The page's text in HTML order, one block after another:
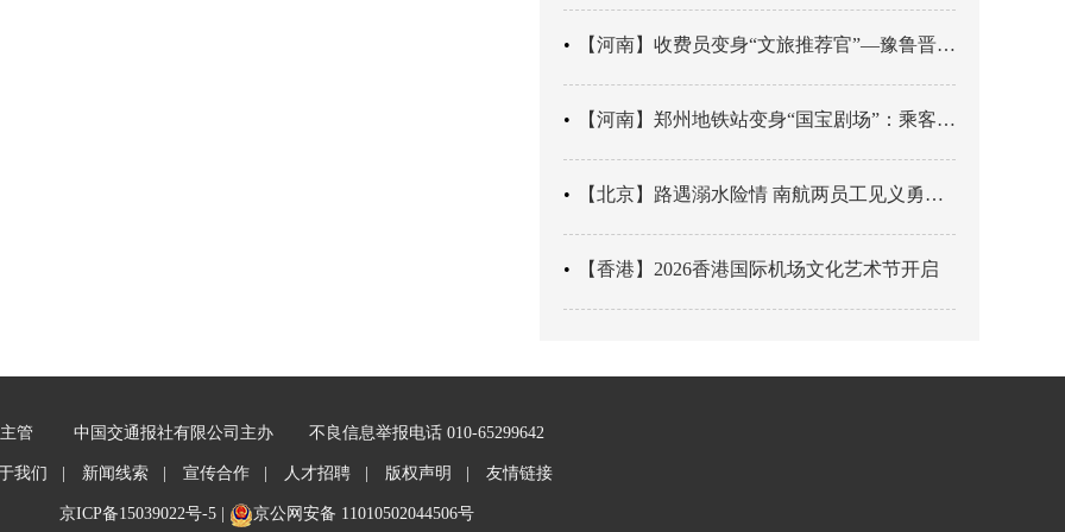
【河南】收费员变身“文旅推荐官”—豫鲁晋四地市交旅融合让游客一下高速就“入戏”
【河南】郑州地铁站变身“国宝剧场”：乘客刚出车厢，就“入戏”千年
【北京】路遇溺水险情 南航两员工见义勇为科学施救
【香港】2026香港国际机场文化艺术节开启
管 中国交通报社有限公司主办 不良信息举报电话 010-65299642
我们 | 新闻线索 | 宣传合作 | 人才招聘 | 版权声明 | 友情链接
京ICP备15039022号-5| 京公网安备 11010502044506号